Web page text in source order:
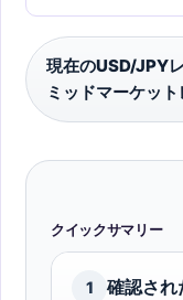
現在のUSD/JPY
ミッドマーケッ
クイックサマリー
1 確認され